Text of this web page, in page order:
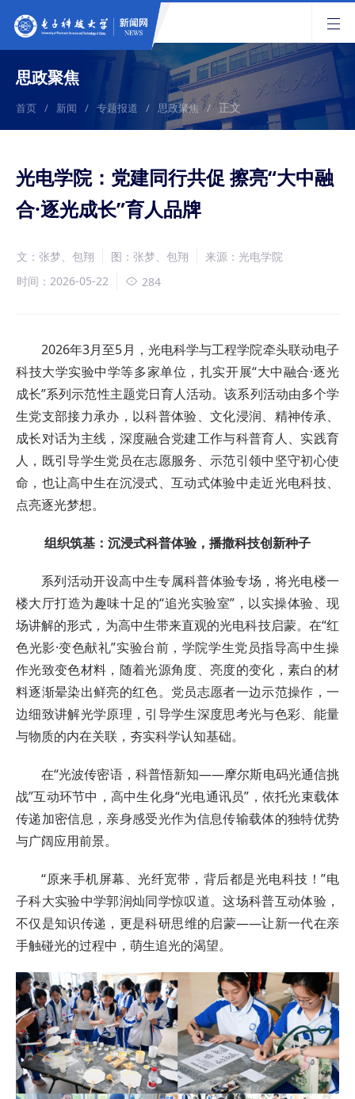
思政聚焦
首页 / 新闻 / 专题报道 / 思政聚焦 / 正文
光电学院：党建同行共促 擦亮“大中融
合·逐光成长”育人品牌
文：张梦、包翔 图：张梦、包翔
来源：光电学院
时间：2026-05-22
284
2026年3月至5月，光电科学与工程学院牵头联动电子
科技大学实验中学等多家单位，扎实开展“大中融合·逐光
成长”系列示范性主题党日育人活动。该系列活动由多个学
生党支部接力承办，以科普体验、文化浸润、精神传承、
成长对话为主线，深度融合党建工作与科普育人、实践育
人，既引导学生党员在志愿服务、示范引领中坚守初心使
命，也让高中生在沉浸式、互动式体验中走近光电科技、
点亮逐光梦想。
组织筑基：沉浸式科普体验，播撒科技创新种子
系列活动开设高中生专属科普体验专场，将光电楼一
楼大厅打造为趣味十足的“追光实验室”，以实操体验、现
场讲解的形式，为高中生带来直观的光电科技启蒙。在“红
色光影·变色献礼”实验台前，学院学生党员指导高中生操
作光致变色材料，随着光源角度、亮度的变化，素白的材
料逐渐晕染出鲜亮的红色。党员志愿者一边示范操作，一
边细致讲解光学原理，引导学生深度思考光与色彩、能量
与物质的内在关联，夯实科学认知基础。
在“光波传密语，科普悟新知——摩尔斯电码光通信挑
战”互动环节中，高中生化身“光电通讯员”，依托光束载体
传递加密信息，亲身感受光作为信息传输载体的独特优势
与广阔应用前景。
“原来手机屏幕、光纤宽带，背后都是光电科技！”电
子科大实验中学郭润灿同学惊叹道。这场科普互动体验，
不仅是知识传递，更是科研思维的启蒙——让新一代在亲
手触碰光的过程中，萌生追光的渴望。